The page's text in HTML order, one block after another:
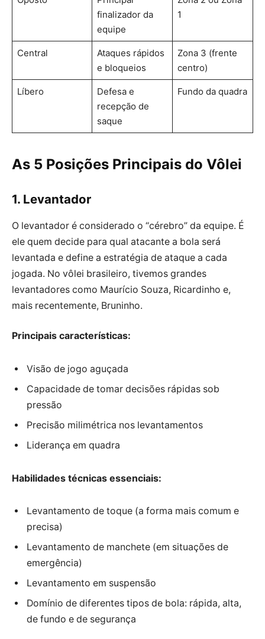
finalizador da
equipe
1
Central
Ataques rápidos
e bloqueios
Zona 3 (frente
centro)
Líbero
Defesa e
recepção de
saque
Fundo da quadra
As 5 Posições Principais do Vôlei
1. Levantador
O levantador é considerado o “cérebro” da equipe. É
ele quem decide para qual atacante a bola será
levantada e define a estratégia de ataque a cada
jogada. No vôlei brasileiro, tivemos grandes
levantadores como Maurício Souza, Ricardinho e,
mais recentemente, Bruninho.
Principais características:
Visão de jogo aguçada
Capacidade de tomar decisões rápidas sob
pressão
Precisão milimétrica nos levantamentos
Liderança em quadra
Habilidades técnicas essenciais:
Levantamento de toque (a forma mais comum e
precisa)
Levantamento de manchete (em situações de
emergência)
Levantamento em suspensão
Domínio de diferentes tipos de bola: rápida, alta,
de fundo e de segurança